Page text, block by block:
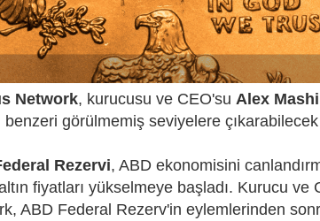
Network, kurucusu ve CEO'su Alex
benzeri görülmemiş seviyelere
Rezervi, ABD ekonomisini
fiyatları yükselmeye başladı. Kurucu
ABD Federal Rezerv'in eylemlerinden